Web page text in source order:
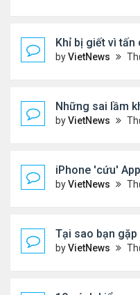
Khỉ bị giết vì tấn
byVietNews Thứ 6 Tháng 7
Những sai lầm
byVietNews Thứ 6 Tháng 7
iPhone 'cứu'
byVietNews Thứ 6 Tháng 7
Tại sao bạn
byVietNews Thứ 6 Tháng 7